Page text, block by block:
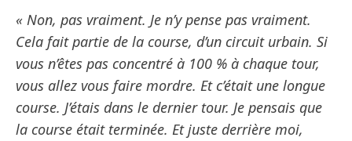
« Non, pas vraiment. Je n’y pense pas vraiment.
Cela fait partie de la course, d’un circuit urbain. Si
vous n’êtes pas concentré à 100 % à chaque tour,
vous allez vous faire mordre. Et c’était une longue
course. J’étais dans le dernier tour. Je pensais que
la course était terminée. Et juste derrière moi,